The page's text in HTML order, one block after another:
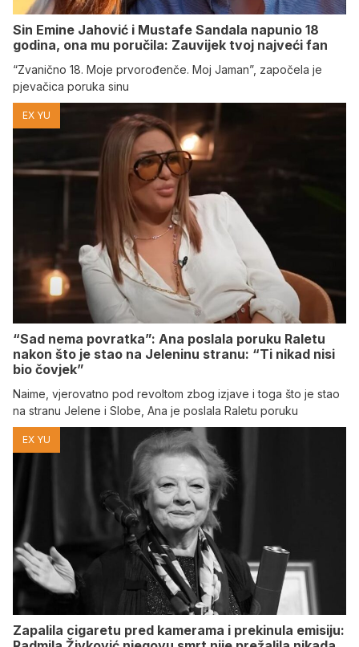
Sin Emine Jahović i Mustafe Sandala napunio 18
godina, ona mu poručila: Zauvijek tvoj najveći fan
“Zvanično 18. Moje prvorođenče. Moj Jaman”, započela je
pjevačica poruka sinu
EX YU
“Sad nema povratka”: Ana poslala poruku Raletu
nakon što je stao na Jeleninu stranu: “Ti nikad nisi
bio čovjek”
Naime, vjerovatno pod revoltom zbog izjave i toga što je stao
na stranu Jelene i Slobe, Ana je poslala Raletu poruku
EX YU
Zapalila cigaretu pred kamerama i prekinula emisiju: